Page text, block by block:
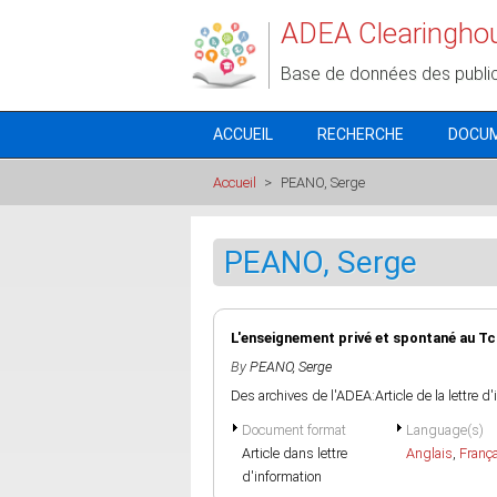
ADEA
Base de données des
ACCUEIL RECHERCHE
Accueil > PEANO, Serge
PEANO, Serge
L'enseignement privé et spontané au
By PEANO, Serge
Des archives de l'ADEA:Article de la lettre
Document format
Article dans lettre
d'information
Language(s)
Anglais,